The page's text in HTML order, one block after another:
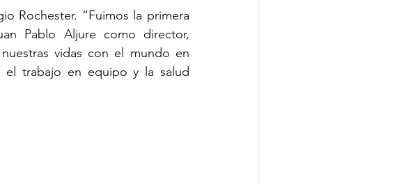
Rochester. “Fuimos la primera
Pablo Aljure como director,
vidas con el mundo en
el trabajo en equipo y la salud